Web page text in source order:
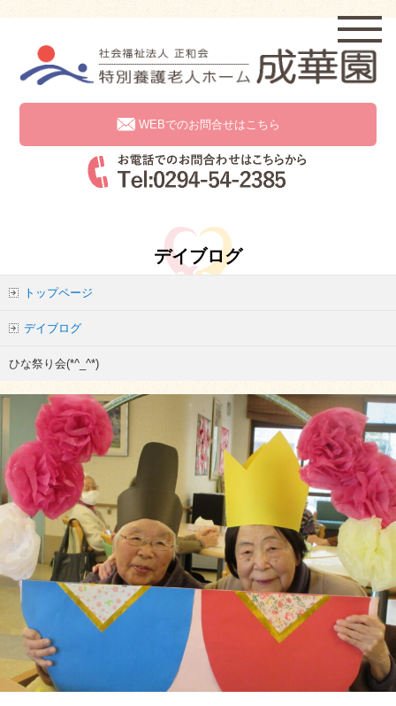
WEBでのお問合せはこちら
デイブログ
トップページ
デイブログ
ひな祭り会(*^_^*)